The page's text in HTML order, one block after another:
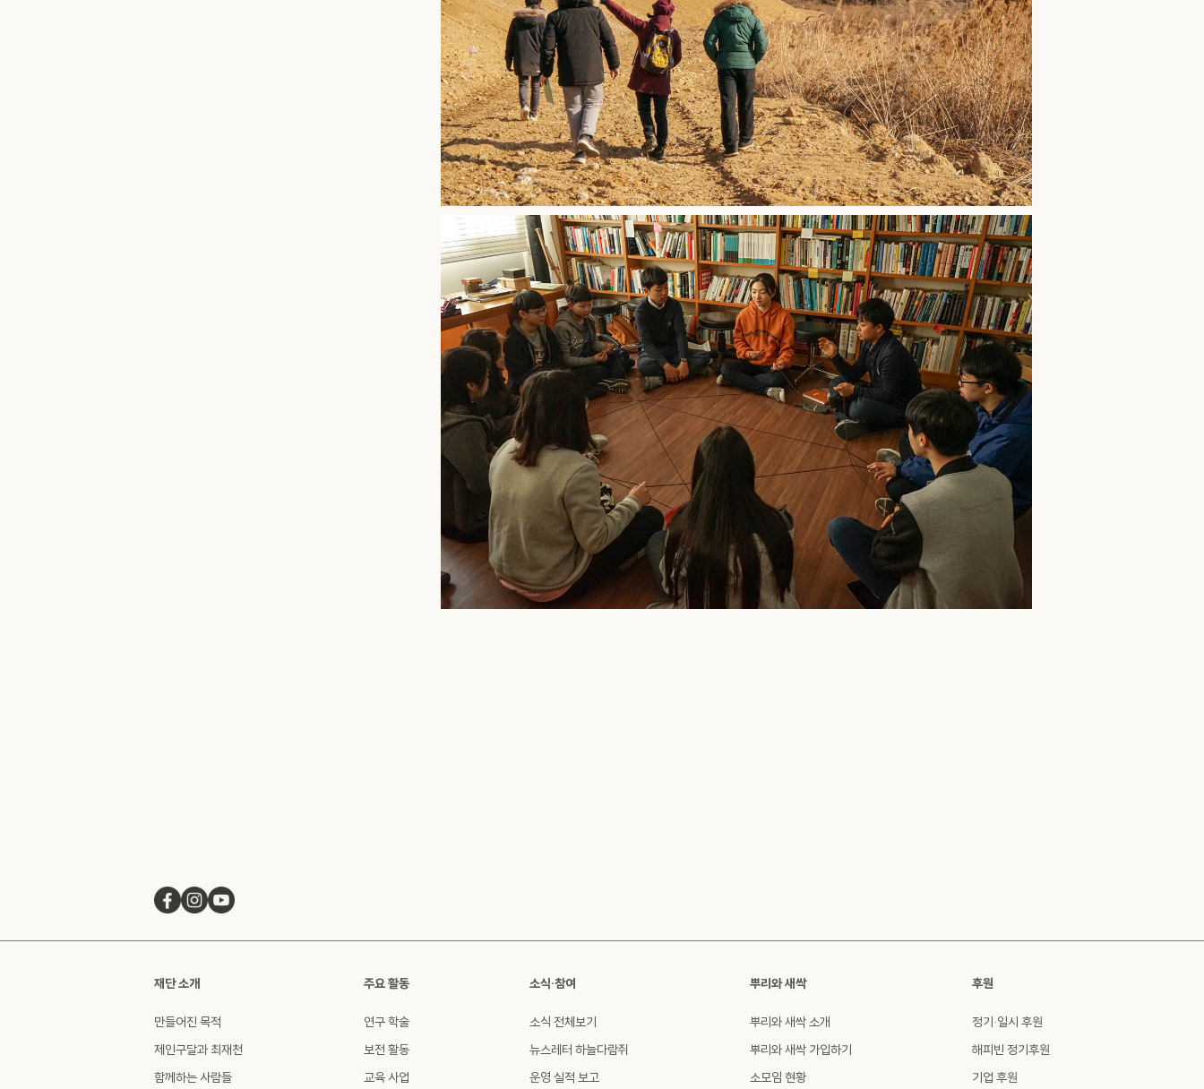
재단 소개
만들어진 목적
제인구달과 최재천
함께하는 사람들
주요 활동
연구 학술
보전 활동
교육 사업
소식·참여
소식 전체보기
뉴스레터 하늘다람쥐
운영 실적 보고
뿌리와 새싹
뿌리와 새싹 소개
뿌리와 새싹 가입하기
소모임 현황
후원
정기·일시 후원
해피빈 정기후원
기업 후원